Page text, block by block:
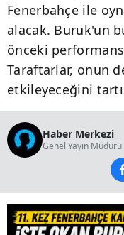
Fenerbahçe ile
alacak. Buruk'un
önceki
Taraftarlar, onun
etkileyeceğini
Haber Merkezi
Genel Yayın Müdürü